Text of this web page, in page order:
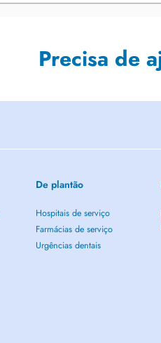
Precisa de
De plantão
Hospitais de serviço
Farmácias de serviço
Urgências dentais